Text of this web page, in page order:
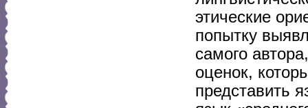
этические
попытку
самого
оценок,
представить